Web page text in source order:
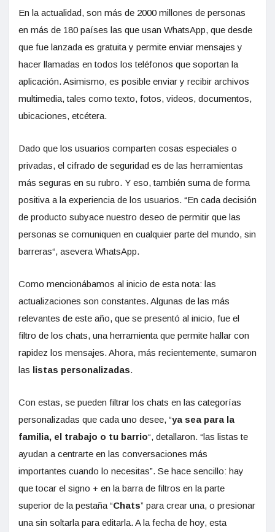
En la actualidad, son más de 2000 millones de personas
en más de 180 países las que usan WhatsApp, que desde
que fue lanzada es gratuita y permite enviar mensajes y
hacer llamadas en todos los teléfonos que soportan la
aplicación. Asimismo, es posible enviar y recibir archivos
multimedia, tales como texto, fotos, videos, documentos,
ubicaciones, etcétera.
Dado que los usuarios comparten cosas especiales o
privadas, el cifrado de seguridad es de las herramientas
más seguras en su rubro. Y eso, también suma de forma
positiva a la experiencia de los usuarios. “En cada decisión
de producto subyace nuestro deseo de permitir que las
personas se comuniquen en cualquier parte del mundo, sin
barreras“, asevera WhatsApp.
Como mencionábamos al inicio de esta nota: las
actualizaciones son constantes. Algunas de las más
relevantes de este año, que se presentó al inicio, fue el
filtro de los chats, una herramienta que permite hallar con
rapidez los mensajes. Ahora, más recientemente, sumaron
las listas personalizadas.
Con estas, se pueden filtrar los chats en las categorías
personalizadas que cada uno desee, “ya sea para la
familia, el trabajo o tu barrio“, detallaron. “las listas te
ayudan a centrarte en las conversaciones más
importantes cuando lo necesitas”. Se hace sencillo: hay
que tocar el signo + en la barra de filtros en la parte
superior de la pestaña “Chats” para crear una, o presionar
una sin soltarla para editarla. A la fecha de hoy, esta